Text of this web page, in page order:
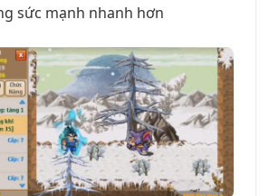
sức mạnh nhanh hơn